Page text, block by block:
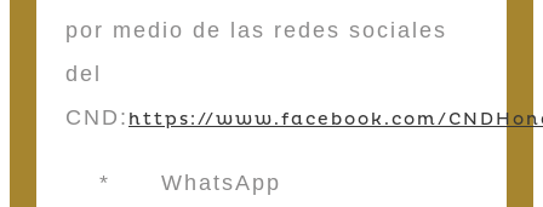
por medio de las redes sociales
del
CND: https://www.facebook.com/
* WhatsApp